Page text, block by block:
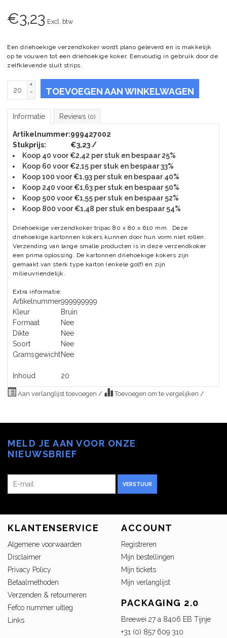
€3,23 Excl. btw
Een driehoekige verzendkoker wordt plano geleverd en is makkelijk
op te vouwen tot een driehoekige koker. Eenvoudig in gebruik door de
zelfklevende sluit strips.
+
-
TOEVOEGEN AAN WINKELWAGEN
Informatie Reviews (0)
Artikelnummer:999427002
Stukprijs:
€3,23 /
Koop 40 voor €2,42 per stuk en bespaar 25%
Koop 60 voor €2,15 per stuk en bespaar 33%
Koop 100 voor €1,93 per stuk en bespaar 40%
Koop 240 voor €1,63 per stuk en bespaar 50%
Koop 500 voor €1,55 per stuk en bespaar 52%
Koop 800 voor €1,48 per stuk en bespaar 54%
Driehoekige verzendkoker tripac 80 x 80 x 610 mm. Deze
driehoekige kartonnen kokers kunnen door hun vorm niet rollen.
Verzending van lange smalle producten is in deze verzendkoker
een prima oplossing. De kartonnen driehoekige kokers zijn
gemaakt van sterk type karton (enkele golf) en zijn
milieuvriendelijk.
Extra informatie:
Artikelnummer999999999
Kleur
Bruin
Formaat
Nee
Dikte
Nee
Soort
Nee
GramsgewichtNee
Inhoud 20
Aan verlanglijst toevoegen / Toevoegen om te vergelijken /
MELD JE AAN VOOR ONZE
NIEUWSBRIEF
VERSTUUR
KLANTENSERVICE
Algemene voorwaarden
Disclaimer
Privacy Policy
Betaalmethoden
Verzenden & retourneren
Fefco nummer uitleg
Links
ACCOUNT
Registreren
Mijn bestellingen
Mijn tickets
Mijn verlanglijst
PACKAGING 2.0
Breewei 27 a 8406 EB Tijnje
+31 (0) 857 609 310